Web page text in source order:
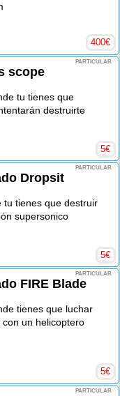
400€
PARTICULAR
scope
tu tienes que
destruirte
5€
PARTICULAR
Dropsit
tu tienes que destruir
supersonico
5€
PARTICULAR
FIRE Blade
tienes que luchar
un helicoptero
5€
PARTICULAR